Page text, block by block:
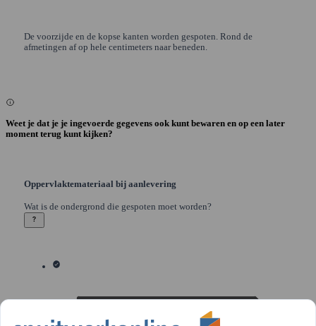
De voorzijde en de kopse kanten worden gespoten. Rond de
afmetingen af op hele centimeters naar beneden.
Weet je dat je je ingevoerde gegevens ook kunt bewaren en op een later
moment terug kunt kijken?
Oppervlaktemateriaal bij aanlevering
Wat is de ondergrond die gespoten moet worden?